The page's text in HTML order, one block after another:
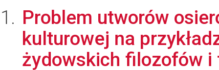
Problem utworów
kulturowej na
żydowskich filozofów i